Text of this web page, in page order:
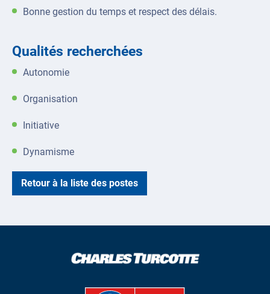
Bonne gestion du temps et respect des délais.
Qualités recherchées
Autonomie
Organisation
Initiative
Dynamisme
Retour à la liste des postes